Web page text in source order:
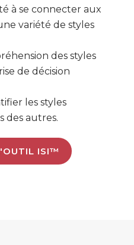
à se connecter aux
variété de styles
des styles
de décision
les styles
des autres.
ISI™